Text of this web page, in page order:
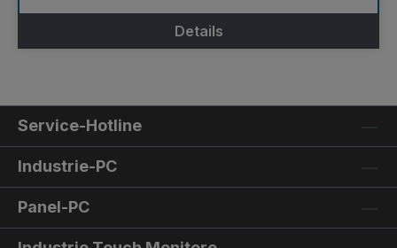
Details
Service-Hotline
Industrie-PC
Panel-PC